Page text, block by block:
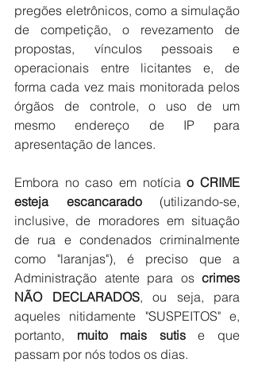
pregões eletrônicos, como a simulação
de competição, o revezamento de
propostas, vínculos pessoais e
operacionais entre licitantes e, de
forma cada vez mais monitorada pelos
órgãos de controle, o uso de um
mesmo endereço de IP para
apresentação de lances.
Embora no caso em notícia o CRIME
esteja escancarado (utilizando-se,
inclusive, de moradores em situação
de rua e condenados criminalmente
como "laranjas"), é preciso que a
Administração atente para os crimes
NÃO DECLARADOS, ou seja, para
aqueles nitidamente "SUSPEITOS" e,
portanto, muito mais sutis e que
passam por nós todos os dias.